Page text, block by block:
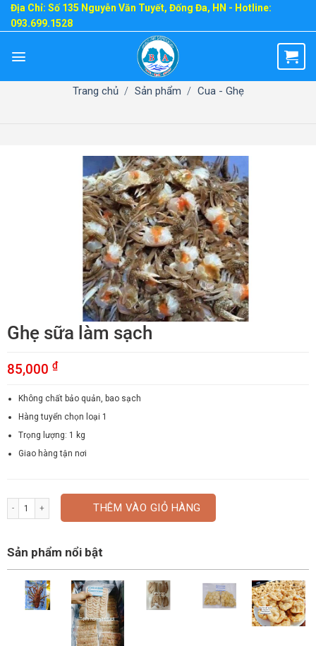
SkipĐịa Chỉ: Số 135 Nguyễn Văn Tuyết, Đống Đa, HN - Hotline:
093.699.1528
Trang chủ / Sản phẩm / Cua - Ghẹ
Ghẹ sữa làm sạch
85,000 ₫
Không chất bảo quản, bao sạch
Hàng tuyển chọn loại 1
Trọng lượng: 1 kg
Giao hàng tận nơi
Ghẹ sữa làm sạch số lượngTHÊM VÀO GIỎ HÀNG
Sản phẩm nổi bật